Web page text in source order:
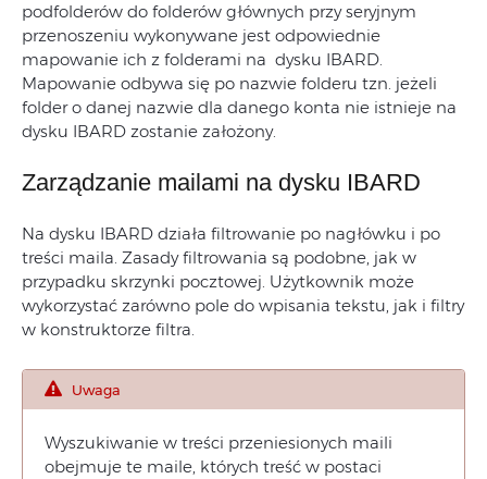
podfolderów do folderów głównych przy seryjnym
przenoszeniu wykonywane jest odpowiednie
mapowanie ich z folderami na dysku IBARD.
Mapowanie odbywa się po nazwie folderu tzn. jeżeli
folder o danej nazwie dla danego konta nie istnieje na
dysku IBARD zostanie założony.
Zarządzanie mailami na dysku IBARD
Na dysku IBARD działa filtrowanie po nagłówku i po
treści maila. Zasady filtrowania są podobne, jak w
przypadku skrzynki pocztowej. Użytkownik może
wykorzystać zarówno pole do wpisania tekstu, jak i filtry
w konstruktorze filtra.
Uwaga
Wyszukiwanie w treści przeniesionych maili
obejmuje te maile, których treść w postaci